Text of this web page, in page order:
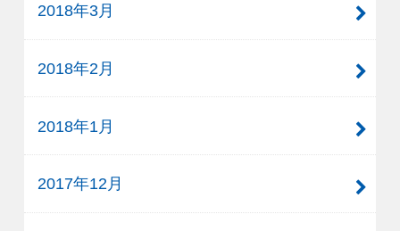
2018年3月
2018年2月
2018年1月
2017年12月